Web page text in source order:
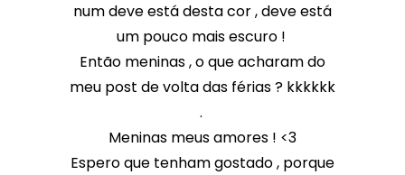
num deve está desta cor , deve está
um pouco mais escuro !
Então meninas , o que acharam do
meu post de volta das férias ? kkkkkk
.
Meninas meus amores ! <3
Espero que tenham gostado , porque